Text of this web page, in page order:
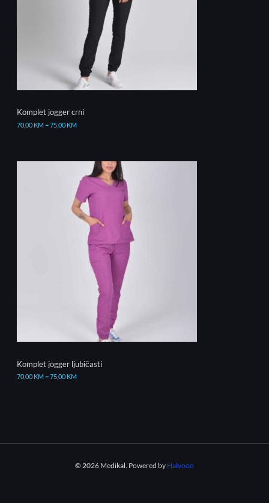
Komplet jogger crni
70,00 KM–75,00 KM
Komplet jogger ljubičasti
70,00 KM–75,00 KM
© 2026 Medikal. Powered by Halvooo